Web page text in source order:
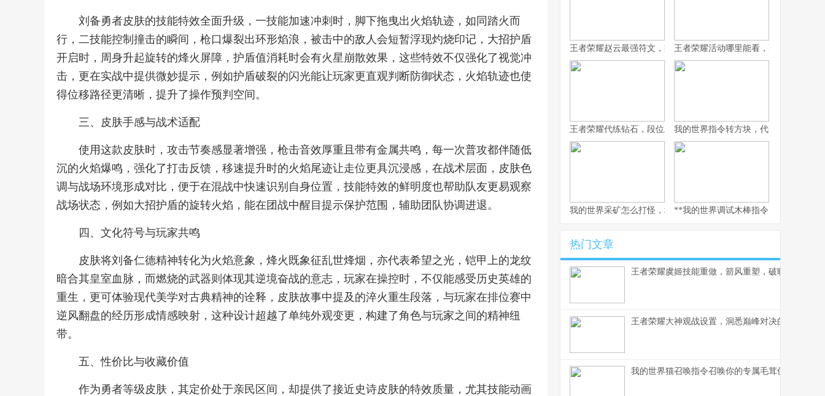
刘备勇者皮肤的技能特效全面升级，一技能加速冲刺时，脚下拖曳出火焰轨迹，如同踏火而
行，二技能控制撞击的瞬间，枪口爆裂出环形焰浪，被击中的敌人会短暂浮现灼烧印记，大招护盾
开启时，周身升起旋转的烽火屏障，护盾值消耗时会有火星崩散效果，这些特效不仅强化了视觉冲
击，更在实战中提供微妙提示，例如护盾破裂的闪光能让玩家更直观判断防御状态，火焰轨迹也使
得位移路径更清晰，提升了操作预判空间。
三、皮肤手感与战术适配
使用这款皮肤时，攻击节奏感显著增强，枪击音效厚重且带有金属共鸣，每一次普攻都伴随低
沉的火焰爆鸣，强化了打击反馈，移速提升时的火焰尾迹让走位更具沉浸感，在战术层面，皮肤色
调与战场环境形成对比，便于在混战中快速识别自身位置，技能特效的鲜明度也帮助队友更易观察
战场状态，例如大招护盾的旋转火焰，能在团战中醒目提示保护范围，辅助团队协调进退。
四、文化符号与玩家共鸣
皮肤将刘备仁德精神转化为火焰意象，烽火既象征乱世烽烟，亦代表希望之光，铠甲上的龙纹
暗合其皇室血脉，而燃烧的武器则体现其逆境奋战的意志，玩家在操控时，不仅能感受历史英雄的
重生，更可体验现代美学对古典精神的诠释，皮肤故事中提及的淬火重生段落，与玩家在排位赛中
逆风翻盘的经历形成情感映射，这种设计超越了单纯外观变更，构建了角色与玩家之间的精神纽
带。
五、性价比与收藏价值
作为勇者等级皮肤，其定价处于亲民区间，却提供了接近史诗皮肤的特效质量，尤其技能动画
王者荣耀赵云最强符文，疾风雷霆的战场艺术，副标题，龙胆枪心
王者荣耀活动哪里能看，副标题为资深
王者荣耀代练钻石，段位跃迁背后的江湖与思考
我的世界指令转方块，代码与创造的边
我的世界采矿怎么打怪，地下生存与战斗的艺术
**我的世界调试木棒指令，探索与创造
热门文章
王者荣耀虞姬技能重做，箭风重塑，破晓新生
王者荣耀大神观战设置，洞悉巅峰对决的窗口
我的世界猫召唤指令召唤你的专属毛茸伙伴